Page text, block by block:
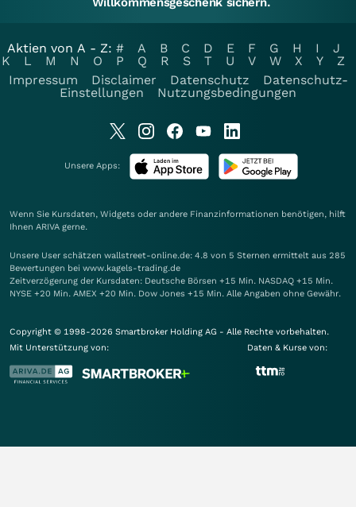
Aktien von A - Z: # A B C D E F G H I
J
K
L M N O P Q R S T U V W X Y
Z
Impressum
Disclaimer Datenschutz
Datenschutz-
Einstellungen
Nutzungsbedingungen
Unsere Apps:
Wenn Sie Kursdaten, Widgets oder andere Finanzinformationen benötigen, hilft
Ihnen ARIVA gerne.
Unsere User schätzen wallstreet-online.de: 4.8 von 5 Sternen ermittelt aus 285
Bewertungen bei www.kagels-trading.de
Zeitverzögerung der Kursdaten: Deutsche Börsen +15 Min. NASDAQ +15 Min.
NYSE +20 Min. AMEX +20 Min. Dow Jones +15 Min. Alle Angaben ohne Gewähr.
Copyright © 1998-2026 Smartbroker Holding AG - Alle Rechte vorbehalten.
Mit Unterstützung von:
Daten & Kurse von: